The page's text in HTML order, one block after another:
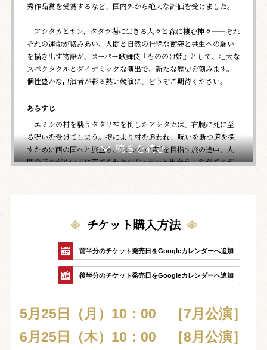
秀作品賞を受賞するなど、国内外から絶大な評価を受けました。
アシタカとサン、タタラ場に生きる人々と森に棲む神々――それ
ぞれの運命が絡みあい、人間と自然の壮絶な衝突と共生への願い
を描き出す物語が、スーパー歌舞伎『もののけ姫』として、壮大な
スペクタクルとダイナミックな演出で、新たな歴史を刻みます。
個性豊かな出演者が彩る熱い競演に、どうぞご期待ください。
あらすじ
エミシの村を襲うタタリ神を倒したアシタカは、右腕に死に至
る呪いを受けてしまう。掟により村を追われ、呪いを断つ道を探
すために西の国へと旅立ち、“シシ神の森”を目指す旅の途中、人
間の子ながら山犬に育てられた少女・サンと出会う。やがてエボ
チケット購入方法
前半分のチケット発売日をGoogleカレンダーへ追加
後半分のチケット発売日をGoogleカレンダーへ追加
5月25日（月）10：00 ［7月公演］
6月25日（木）10：00 ［8月公演］